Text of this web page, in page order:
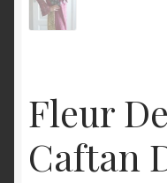
Fleur
Caftan